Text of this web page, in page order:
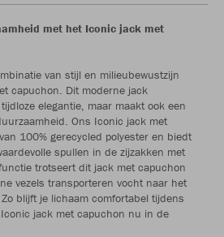
met het Iconic jack met
van stijl en milieubewustzijn
capuchon. Dit moderne jack
elegantie, maar maakt ook een
Ons Iconic jack met
100% gerecycled polyester en biedt
spullen in de zijzakken met
trotseert dit jack met capuchon
vezels transporteren vocht naar het
blijft je lichaam comfortabel tijdens
jack met capuchon nu in de